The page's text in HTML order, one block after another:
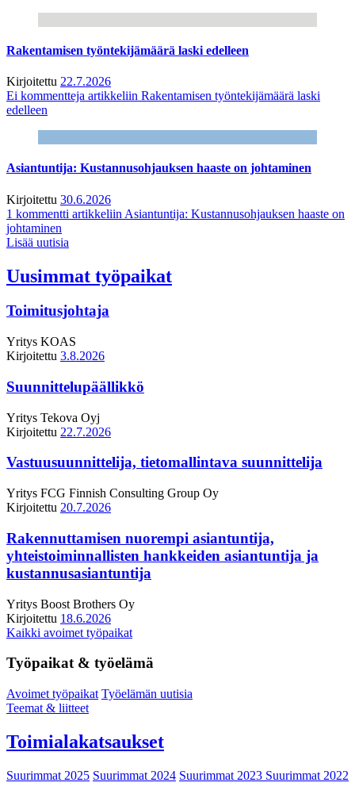
Rakentamisen työntekijämäärä laski edelleen
Kirjoitettu 22.7.2026
Ei kommentteja artikkeliin Rakentamisen työntekijämäärä laski
edelleen
Asiantuntija: Kustannusohjauksen haaste on johtaminen
Kirjoitettu 30.6.2026
1 kommentti artikkeliin Asiantuntija: Kustannusohjauksen haaste on
johtaminen
Lisää uutisia
Uusimmat työpaikat
Toimitusjohtaja
Yritys KOAS
Kirjoitettu 3.8.2026
Suunnittelupäällikkö
Yritys Tekova Oyj
Kirjoitettu 22.7.2026
Vastuusuunnittelija, tietomallintava suunnittelija
Yritys FCG Finnish Consulting Group Oy
Kirjoitettu 20.7.2026
Rakennuttamisen nuorempi asiantuntija,
yhteistoiminnallisten hankkeiden asiantuntija ja
kustannusasiantuntija
Yritys Boost Brothers Oy
Kirjoitettu 18.6.2026
Kaikki avoimet työpaikat
Työpaikat & työelämä
Avoimet työpaikat Työelämän uutisia
Teemat & liitteet
Toimialakatsaukset
Suurimmat 2025 Suurimmat 2024 Suurimmat 2023 Suurimmat 2022